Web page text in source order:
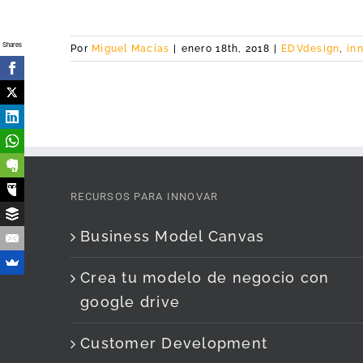
Por Miguel Macías enero 18th, 2018 EDVdesign,
RECURSOS PARA INNOVAR
Business Model Canvas
Crea tu modelo de negocio con
google drive
Customer Development
Shares